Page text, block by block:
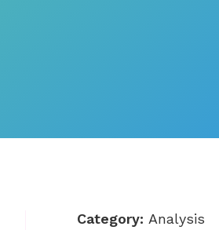
Category: Analysis